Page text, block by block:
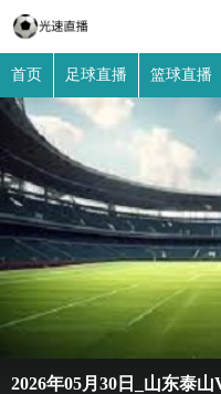
首页 足球直播 篮球直播
2026年05月30日_山东泰